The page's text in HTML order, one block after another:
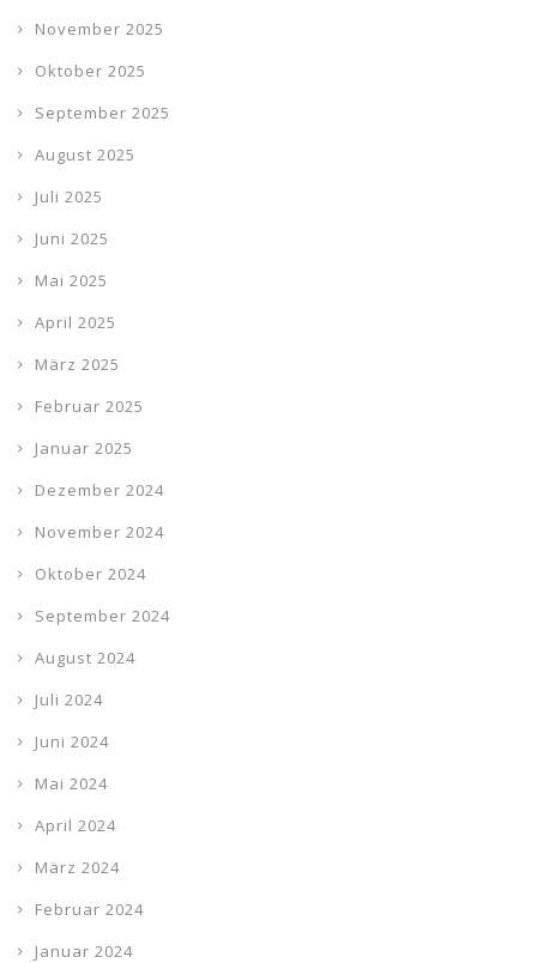
November 2025
Oktober 2025
September 2025
August 2025
Juli 2025
Juni 2025
Mai 2025
April 2025
März 2025
Februar 2025
Januar 2025
Dezember 2024
November 2024
Oktober 2024
September 2024
August 2024
Juli 2024
Juni 2024
Mai 2024
April 2024
März 2024
Februar 2024
Januar 2024